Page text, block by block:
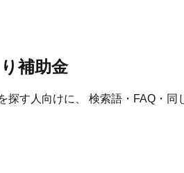
補助金
探す人向けに、 検索語・FAQ・